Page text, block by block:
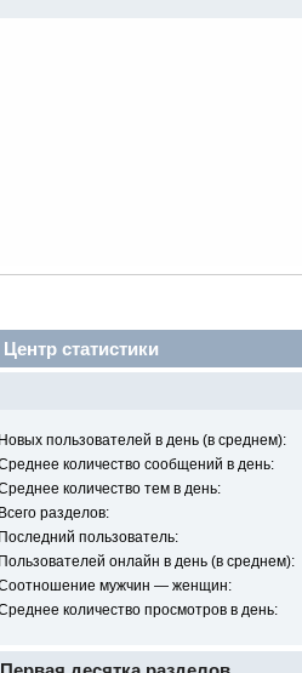
статистики
Новых пользователей в день (в среднем):
количество сообщений в день:
количество тем в день:
Всего разделов:
Последний пользователь:
Пользователей онлайн в день (в среднем):
мужчин — женщин:
количество просмотров в день: